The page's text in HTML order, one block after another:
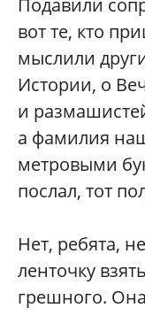
вот те, кто
мыслили
Истории, о
и
а фамилия
метровыми
послал, тот
Нет, ребята,
ленточку
грешного.